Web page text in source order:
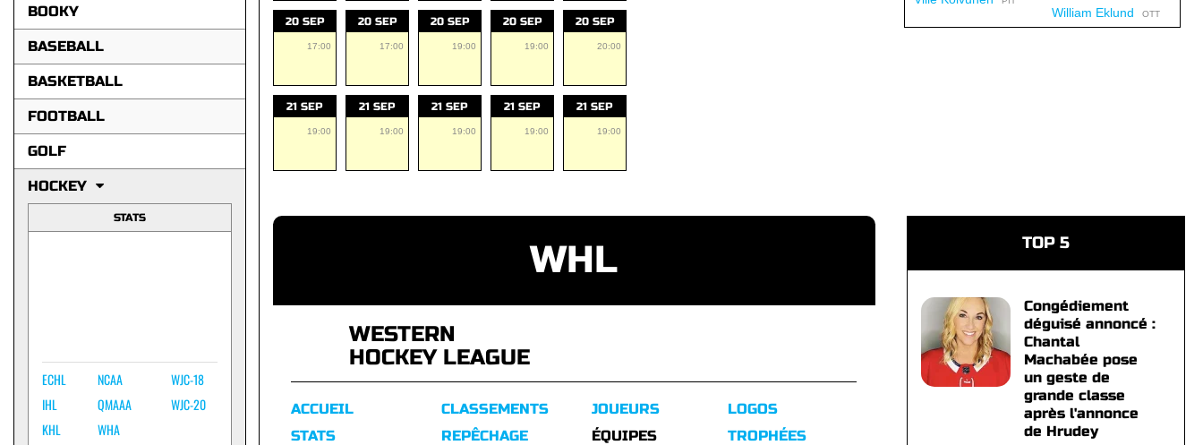
BOOKY
BASEBALL
BASKETBALL
FOOTBALL
GOLF
HOCKEY
STATS
ECHL
IHL
KHL
NCAA
QMAAA
WHA
WJC-18
WJC-20
20 SEP
17:00
20 SEP
17:00
20 SEP
19:00
20 SEP
19:00
20 SEP
20:00
21 SEP
19:00
21 SEP
19:00
21 SEP
19:00
21 SEP
19:00
21 SEP
19:00
William Eklund OTT
WHL
WESTERN
HOCKEY LEAGUE
ACCUEIL
STATS
CLASSEMENTS
REPÊCHAGE
JOUEURS
ÉQUIPES
LOGOS
TROPHÉES
TOP 5
Congédiement
déguisé annoncé :
Chantal
Machabée pose
un geste de
grande classe
après l'annonce
de Hrudey